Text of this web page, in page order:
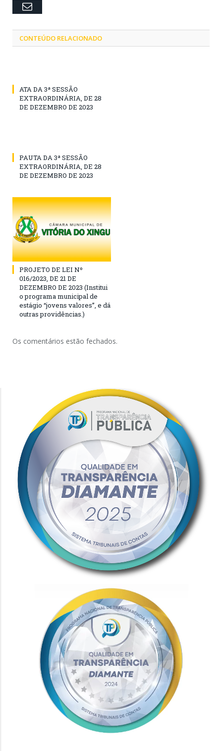
Email
CONTEÚDO RELACIONADO
ATA DA 3ª SESSÃO
EXTRAORDINÁRIA, DE 28
DE DEZEMBRO DE 2023
PAUTA DA 3ª SESSÃO
EXTRAORDINÁRIA, DE 28
DE DEZEMBRO DE 2023
PROJETO DE LEI Nº
016/2023, DE 21 DE
DEZEMBRO DE 2023 (Institui
o programa municipal de
estágio “jovens valores”, e dá
outras providências.)
Os comentários estão fechados.